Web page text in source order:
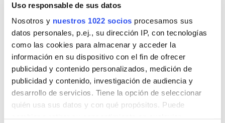
Uso responsable de sus datos
Nosotros y nuestros 1022 socios procesamos sus
datos personales, p.ej., su dirección IP, con tecnologías
como las cookies para almacenar y acceder la
información en su dispositivo con el fin de ofrecer
publicidad y contenido personalizados, medición de
publicidad y contenido, investigación de audiencia y
desarrollo de servicios. Tiene la opción de seleccionar
quién usa sus datos y con qué propósitos. Puede
Correo
Sitio web